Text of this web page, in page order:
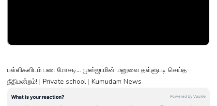
பள்ளிகளிடம் பண மோசடி... முன்ஜாமின் மனுவை தள்ளுபடி செய்த
நீதிமன்றம்! | Private school | Kumudam News